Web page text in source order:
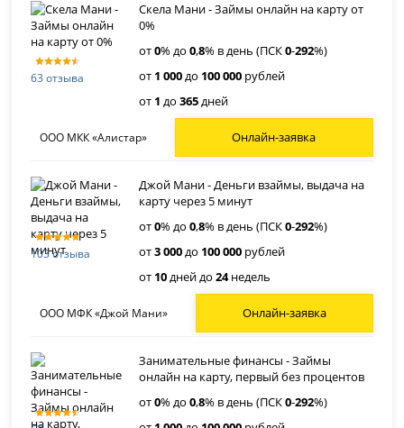
63 отзыва
Скела Мани - Займы онлайн на карту от
0%
от0% до0,8% в день (ПСК0-292%)
от 1 000до 100 000 рублей
от 1 до365дней
ООО МКК «Алистар» Онлайн-заявка
103 отзыва
Джой Мани - Деньги взаймы, выдача на
карту через 5 минут
от0% до0,8% в день (ПСК0-292%)
от3 000до 100 000 рублей
от 10дней до24недель
ООО МФК «Джой Мани» Онлайн-заявка
Занимательные финансы - Займы
онлайн на карту, первый без процентов
от0% до0,8% в день (ПСК0-292%)